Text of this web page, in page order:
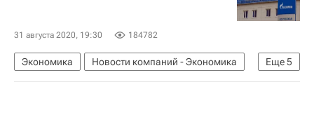
31 августа 2020, 19:30 184782
Еще5
Экономика
Новости компаний - Экономика
Газпром Экспорт
Швеция
Польша